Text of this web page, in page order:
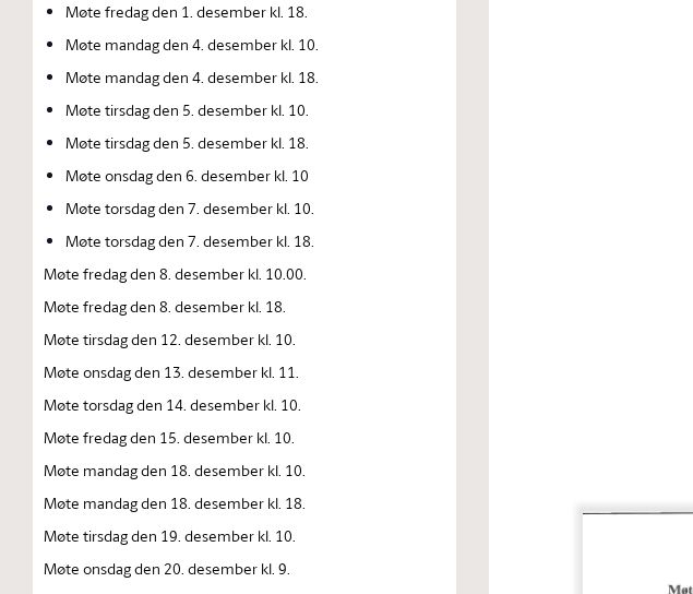
Møte fredag den 1. desember kl. 18.
Møte mandag den 4. desember kl. 10.
Møte mandag den 4. desember kl. 18.
Møte tirsdag den 5. desember kl. 10.
Møte tirsdag den 5. desember kl. 18.
Møte onsdag den 6. desember kl. 10
Møte torsdag den 7. desember kl. 10.
Møte torsdag den 7. desember kl. 18.
Møte fredag den 8. desember kl. 10.00.
Møte fredag den 8. desember kl. 18.
Møte tirsdag den 12. desember kl. 10.
Møte onsdag den 13. desember kl. 11.
Møte torsdag den 14. desember kl. 10.
Møte fredag den 15. desember kl. 10.
Møte mandag den 18. desember kl. 10.
Møte mandag den 18. desember kl. 18.
Møte tirsdag den 19. desember kl. 10.
Møte onsdag den 20. desember kl. 9.